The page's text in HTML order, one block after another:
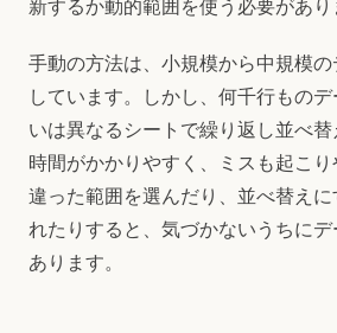
新するか動的範囲を使う必要があり
手動の方法は、小規模から中規模
しています。しかし、何千行もの
いは異なるシートで繰り返し並べ替
時間がかかりやすく、ミスも起こ
違った範囲を選んだり、並べ替え
れたりすると、気づかないうちに
あります。